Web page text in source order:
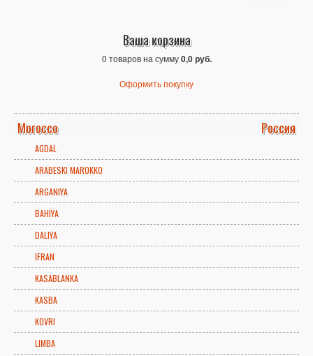
Ваша корзина
0 товаров на сумму0,0 руб.
Оформить покупку
Morocco Россия
AGDAL
ARABESKI MAROKKO
ARGANIYA
BAHIYA
DALIYA
IFRAN
KASABLANKA
KASBA
KOVRI
LIMBA